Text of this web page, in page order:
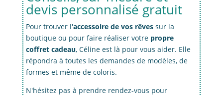
devis personnalisé gratuit
Pour trouver l'accessoire de vos rêvessur la
boutique ou pour faire réaliser votre propre
coffret cadeau, Céline est là pour vous aider. Elle
répondra à toutes les demandes de modèles, de
formes et même de coloris.
N'hésitez pas à prendre rendez-vous pour